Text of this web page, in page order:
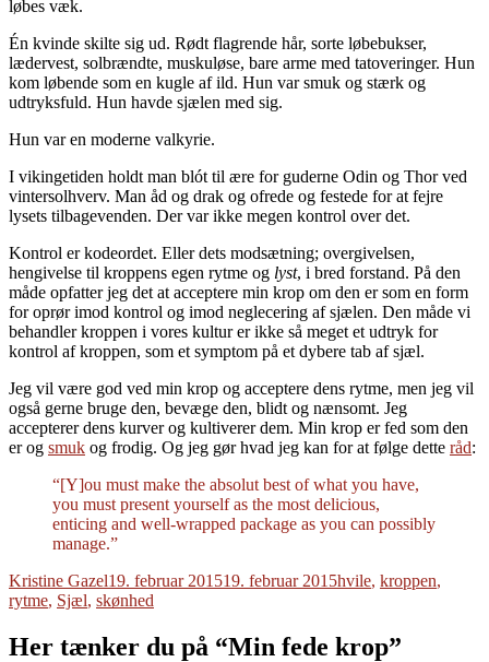
løbes væk.
Én kvinde skilte sig ud. Rødt flagrende hår, sorte løbebukser,
lædervest, solbrændte, muskuløse, bare arme med tatoveringer. Hun
kom løbende som en kugle af ild. Hun var smuk og stærk og
udtryksfuld. Hun havde sjælen med sig.
Hun var en moderne valkyrie.
I vikingetiden holdt man blót til ære for guderne Odin og Thor ved
vintersolhverv. Man åd og drak og ofrede og festede for at fejre
lysets tilbagevenden. Der var ikke megen kontrol over det.
Kontrol er kodeordet. Eller dets modsætning; overgivelsen,
hengivelse til kroppens egen rytme og lyst, i bred forstand. På den
måde opfatter jeg det at acceptere min krop om den er som en form
for oprør imod kontrol og imod neglecering af sjælen. Den måde vi
behandler kroppen i vores kultur er ikke så meget et udtryk for
kontrol af kroppen, som et symptom på et dybere tab af sjæl.
Jeg vil være god ved min krop og acceptere dens rytme, men jeg vil
også gerne bruge den, bevæge den, blidt og nænsomt. Jeg
accepterer dens kurver og kultiverer dem. Min krop er fed som den
er og smuk og frodig. Og jeg gør hvad jeg kan for at følge dette råd:
“[Y]ou must make the absolut best of what you have,
you must present yourself as the most delicious,
enticing and well-wrapped package as you can possibly
manage.”
Forfatter
Kristine GazelUdgivet
19. februar 201519. februar 2015Tags
hvile, kroppen,
rytme, Sjæl, skønhed
Her tænker du på “Min fede krop”